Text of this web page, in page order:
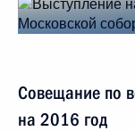
Совещание по
на 2016 год